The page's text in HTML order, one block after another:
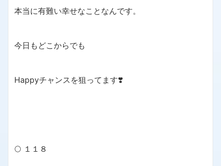
本当に有難い幸せなことなんです。
今日もどこからでも
Happyチャンスを狙ってます❣️
🌕 １１８